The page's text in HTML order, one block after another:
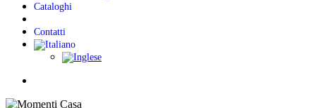
Cataloghi
Contatti